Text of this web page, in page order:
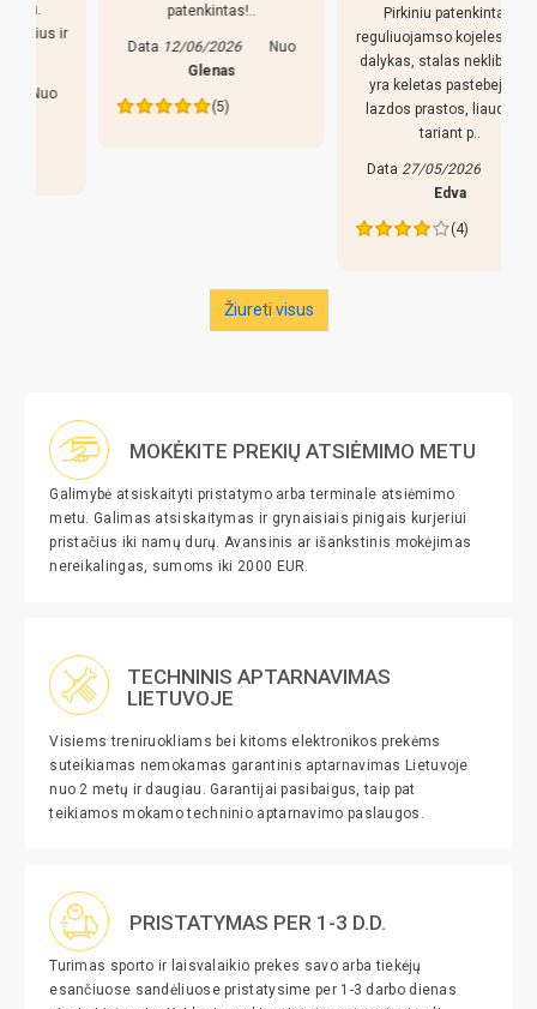
patenkintas!..
12/06/2026
Nuo
(5)
Pirkiniu patenkintas,
reguliuojamso kojeles geras
dalykas, stalas nekliba. Bet
yra keletas pastebejimu:
lazdos prastos, liaudiskai
27/05/2026
Nuo
(4)
Žiureti visus
MOKĖKITE PREKIŲ ATSIĖMIMO METU
Galimybė atsiskaityti pristatymo arba terminale atsiėmimo
metu. Galimas atsiskaitymas ir grynaisiais pinigais kurjeriui
pristačius iki namų durų. Avansinis ar išankstinis mokėjimas
nereikalingas, sumoms iki 2000 EUR.
TECHNINIS APTARNAVIMAS
LIETUVOJE
Visiems treniruokliams bei kitoms elektronikos prekėms
suteikiamas nemokamas garantinis aptarnavimas Lietuvoje
nuo 2 metų ir daugiau. Garantijai pasibaigus, taip pat
teikiamos mokamo techninio aptarnavimo paslaugos.
PRISTATYMAS PER 1-3 D.D.
Turimas sporto ir laisvalaikio prekes savo arba tiekėjų
esančiuose sandėliuose pristatysime per 1-3 darbo dienas